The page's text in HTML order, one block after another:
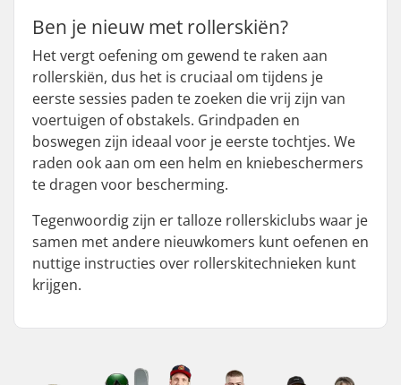
Ben je nieuw met rollerskiën?
Het vergt oefening om gewend te raken aan
rollerskiën, dus het is cruciaal om tijdens je
eerste sessies paden te zoeken die vrij zijn van
voertuigen of obstakels. Grindpaden en
boswegen zijn ideaal voor je eerste tochtjes. We
raden ook aan om een helm en kniebeschermers
te dragen voor bescherming.
Tegenwoordig zijn er talloze rollerskiclubs waar je
samen met andere nieuwkomers kunt oefenen en
nuttige instructies over rollerskitechnieken kunt
krijgen.